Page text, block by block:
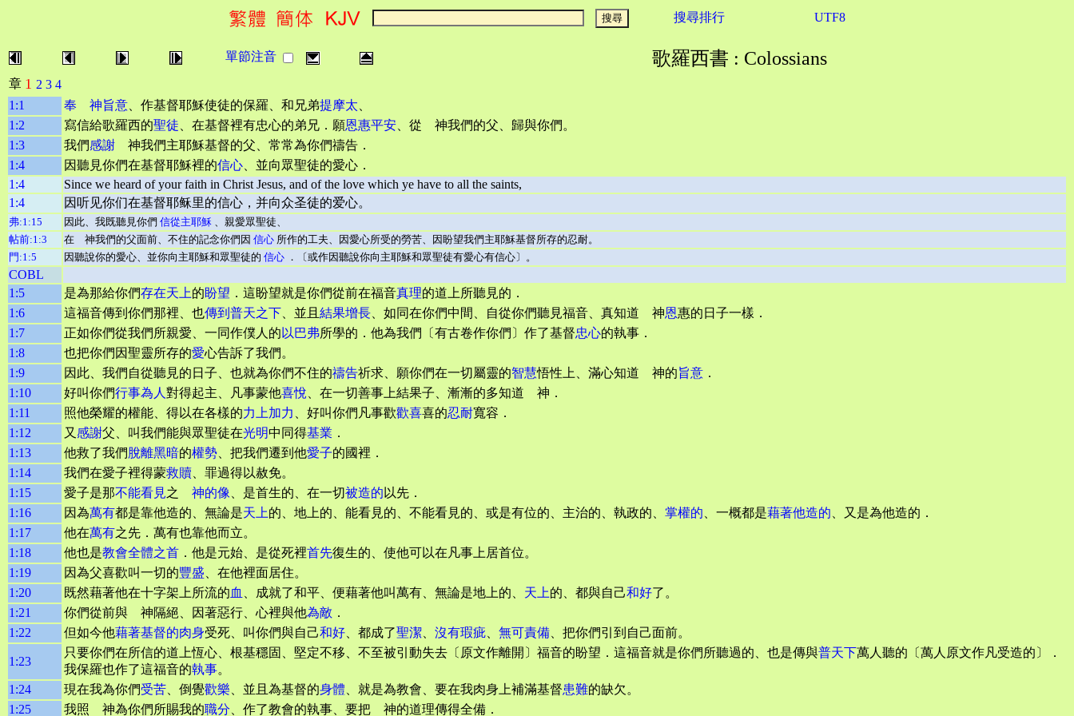
搜尋排行 UTF8
單節注音 歌羅西書 : Colossians
章 1 2 3 4
1:1
奉 神旨意 、作基督耶穌使徒的保羅、和兄弟提摩太
1:2
寫信給歌羅西的聖徒 、在基督裡有忠心的弟兄．願恩惠平安 、從 神我們的父、歸與你們。
1:3
我們感謝 神我們主耶穌基督的父、常常為你們禱告．
1:4
因聽見你們在基督耶穌裡的信心 、並向眾聖徒的愛心．
1:4
Since we heard of your faith in Christ Jesus, and of the love which ye have to all the saints,
1:4
因听见你们在基督耶稣里的信心，并向众圣徒的爱心。
弗:1:15 因此、我既聽見你們 信從主耶穌 、親愛眾聖徒、
帖前:1:3
在 神我們的父面前、不住的記念你們因 信心 所作的工夫、因愛心所受的勞苦、因盼望我們主耶穌基督所存的忍耐。
門:1:5
因聽說你的愛心、並你向主耶穌和眾聖徒的 信心 ．〔或作因聽說你向主耶穌和眾聖徒有愛心有信心〕。
COBL
1:5
是為那給你們存在天上的盼望 ．這盼望就是你們從前在福音真理的道上所聽見的．
1:6
這福音傳到你們那裡、也傳到普天之下 、並且 結果增長 、如同在你們中間、自從你們聽見福音、真知道 神恩惠的日子一樣．
1:7
正如你們從我們所親愛、一同作僕人的 以巴弗所學的．他為我們〔有古卷作你們〕作了基督忠心的執事．
1:8
也把你們因聖靈所存的愛心告訴了我們。
1:9
因此、我們自從聽見的日子、也就為你們不住的禱告祈求、願你們在一切屬靈的智慧悟性上、滿心知道 神的旨意 ．
1:10
好叫你們行事為人 對得起主、凡事蒙他喜悅 、在一切善事上結果子、漸漸的多知道 神．
1:11
照他榮耀的權能、得以在各樣的力上加力 、好叫你們凡事歡歡喜喜的忍耐寬容．
1:12
又 感謝父、叫我們能與眾聖徒在光明中同得基業 ．
1:13
他救了我們脫離黑暗的權勢 、把我們遷到他愛子的國裡．
1:14
我們在愛子裡得蒙救贖 、罪過得以赦免。
1:15
愛子是那不能看見之 神的像 、是首生的、在一切被造的 以先．
1:16
因為萬有都是靠他造的、無論是天上的、地上的、能看見的、不能看見的、或是有位的、主治的、執政的、 掌權的 、一概都是藉著他造的 、又是為他造的．
1:17
他在萬有之先．萬有也靠他而立。
1:18
他也是教會全體之首 ．他是元始、是從死裡首先復生的、使他可以在凡事上居首位。
1:19
因為父喜歡叫一切的豐盛 、在他裡面居住。
1:20
既然藉著他在十字架上所流的血 、成就了和平、便藉著他叫萬有、無論是地上的、 天上的、都與自己和好了。
1:21
你們從前與 神隔絕、因著惡行、心裡與他為敵 ．
1:22
但如今他藉著基督的肉身受死、叫你們與自己和好 、都成了聖潔 沒有瑕疵 無可責備 、把你們引到自己面前。
1:23
只要你們在所信的道上恆心、根基穩固、堅定不移、不至被引動失去〔原文作離開〕福音的盼望．這福音就是你們所聽過的、也是傳與普天下萬人聽的〔萬人原文作凡受造的〕．
我保羅也作了這福音的執事。
1:24
現在我為你們受苦 、倒覺歡樂 、並且為基督的身體 、就是為教會、要在我肉身上補滿基督患難的缺欠。
1:25
我照 神為你們所賜我的職分 、作了教會的執事、要把 神的道理傳得全備．